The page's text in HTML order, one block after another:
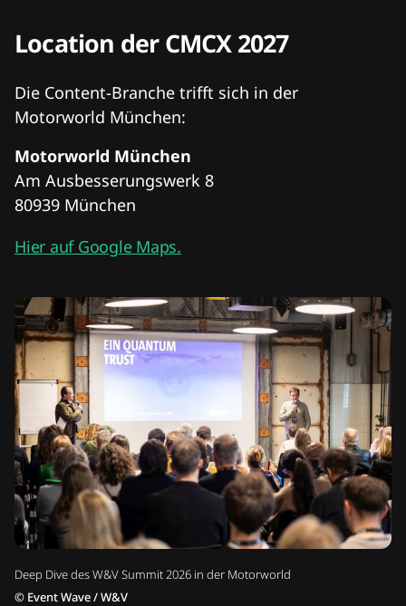
Deep Dive des W&V Summit 2026 in der Motorworld
© Event Wave / W&V
Location der CMCX 2027
Die Content-Branche trifft sich in der
Motorworld München:
Motorworld München
Am Ausbesserungswerk 8
80939 München
Hier auf Google Maps.